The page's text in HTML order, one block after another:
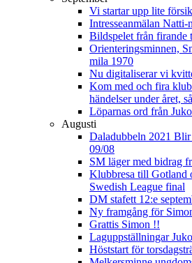
Vi startar upp lite
Intresseanmälan Natti-
Bildspelet från firande
Orienteringsminnen,
mila 1970
Nu digitaliserar vi
Kom med och fira
händelser under året,
Löparnas ord från
Augusti
Daladubbeln 2021
09/08
SM läger med bidrag
Klubbresa till Gotland
Swedish League final
DM stafett 12:e
Ny framgång för
Grattis Simon !!
Laguppställningar
Höststart för